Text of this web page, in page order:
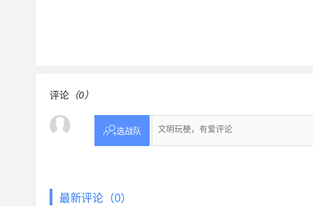
评论 （0）
选战队
最新评论（0）